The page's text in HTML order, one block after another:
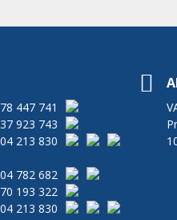
447 741
923 743
213 830
782 682
193 322
213 830